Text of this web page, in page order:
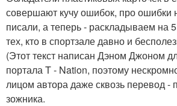
совершают кучу ошибок, про ошибки
писали, а теперь - раскладываем на
тех, кто в спортзале давно и
(Этот текст написан Дэном Джоном
портала T - Nation, поэтому
лицом автора даже сквозь перевод -
зожника.